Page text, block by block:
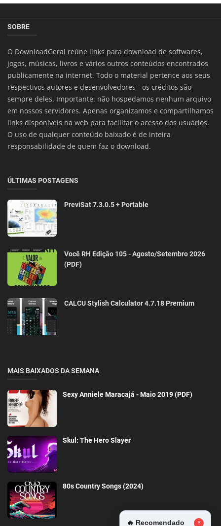
SOBRE
O DownloadGeral reúne links para download de softwares,
jogos, músicas, livros e vários outros conteúdos encontrados
publicamente na internet. Todo o material pertence aos seus
respectivos autores e desenvolvedores - os créditos são
sempre deles. Importante: não hospedamos nenhum arquivo
em nossos servidores. Apenas organizamos e compartilhamos
links disponíveis na web para facilitar o acesso dos usuários.
O uso de qualquer conteúdo baixado é de inteira
responsabilidade de quem faz o download.
ÚLTIMAS POSTAGENS
PreviSat 7.3.0.5 + Portable
Você RH Edição 105 - Agosto/Setembro 2026
(PDF)
CALCU Stylish Calculator 4.7.18 Premium
MAIS BAIXADOS DA SEMANA
Sexy Anniele Maracajá - Maio 2019 (PDF)
Skul: The Hero Slayer
80s Country Songs (2024)
🔥 Recomendado ×